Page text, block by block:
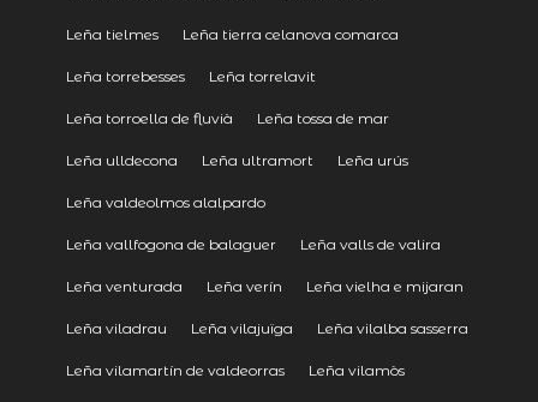
Leña tielmes Leña tierra celanova comarca
Leña torrebesses Leña torrelavit
Leña torroella de fluvià Leña tossa de mar
Leña ulldecona Leña ultramort Leña urús
Leña valdeolmos alalpardo
Leña vallfogona de balaguer Leña valls de valira
Leña venturada Leña verín Leña vielha e mijaran
Leña viladrau Leña vilajuïga Leña vilalba sasserra
Leña vilamartín de valdeorras Leña vilamòs